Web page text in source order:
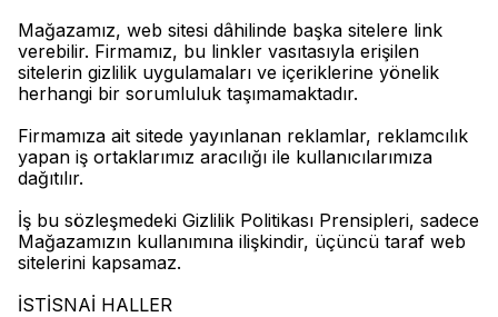
Mağazamız, web sitesi dâhilinde başka sitelere link
verebilir. Firmamız, bu linkler vasıtasıyla erişilen
sitelerin gizlilik uygulamaları ve içeriklerine yönelik
herhangi bir sorumluluk taşımamaktadır.
Firmamıza ait sitede yayınlanan reklamlar, reklamcılık
yapan iş ortaklarımız aracılığı ile kullanıcılarımıza
dağıtılır.
İş bu sözleşmedeki Gizlilik Politikası Prensipleri, sadece
Mağazamızın kullanımına ilişkindir, üçüncü taraf web
sitelerini kapsamaz.
İSTİSNAİ HALLER